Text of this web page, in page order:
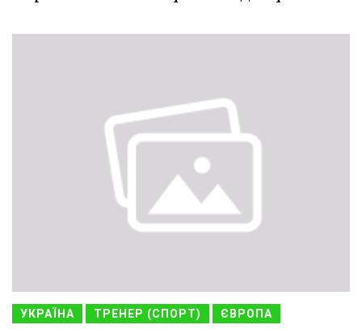
УКРАЇНА ТРЕНЕР (СПОРТ) ЄВРОПА